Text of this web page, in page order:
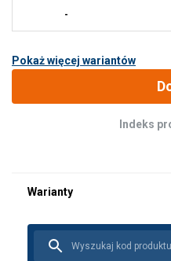
Pokaż więcej wariantów
Indeks